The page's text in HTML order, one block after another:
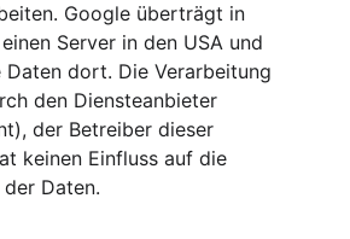
Google überträgt in
Server in den USA und
dort. Die Verarbeitung
den Diensteanbieter
der Betreiber dieser
keinen Einfluss auf die
Daten.